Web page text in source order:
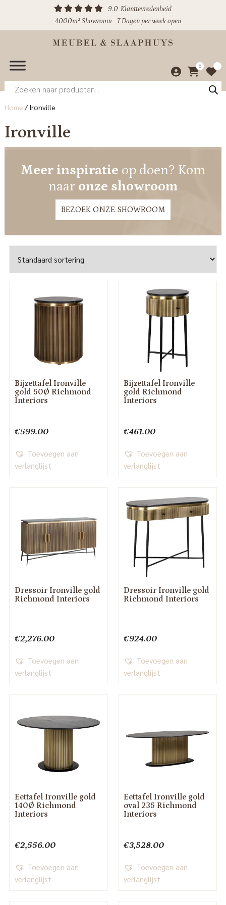
9.0 Klanttevredenheid
4000m² Showroom
7 Dagen per week open
0
Producten
zoeken
Home / Ironville
Ironville
Meer inspiratie op doen? Kom
naar onze showroom
BEZOEK ONZE SHOWROOM
Bijzettafel Ironville
gold 50Ø Richmond
Interiors
€599.00
Toevoegen aan
verlanglijst
Bijzettafel Ironville
gold Richmond
Interiors
€461.00
Toevoegen aan
verlanglijst
Dressoir Ironville gold
Richmond Interiors
€2,276.00
Toevoegen aan
verlanglijst
Dressoir Ironville gold
Richmond Interiors
€924.00
Toevoegen aan
verlanglijst
Eettafel Ironville gold
140Ø Richmond
Interiors
€2,556.00
Toevoegen aan
verlanglijst
Eettafel Ironville gold
oval 235 Richmond
Interiors
€3,528.00
Toevoegen aan
verlanglijst